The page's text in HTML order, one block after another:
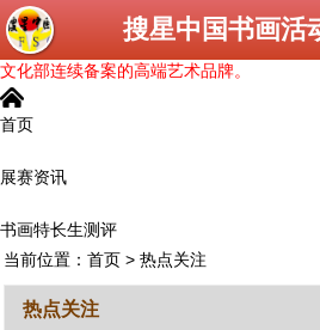
搜星中国书画活
文化部连续备案的高端艺术品牌。
󰄫
首页
展赛资讯
书画特长生测评
当前位置： 首页> 热点关注
热点关注